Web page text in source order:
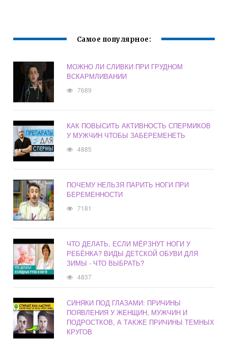
Самое популярное:
МОЖНО ЛИ СЛИВКИ ПРИ ГРУДНОМ
ВСКАРМЛИВАНИИ
7689
КАК ПОВЫСИТЬ АКТИВНОСТЬ СПЕРМИКОВ
У МУЖЧИН ЧТОБЫ ЗАБЕРЕМЕНЕТЬ
4885
ПОЧЕМУ НЕЛЬЗЯ ПАРИТЬ НОГИ ПРИ
БЕРЕМЕННОСТИ
7181
ЧТО ДЕЛАТЬ, ЕСЛИ МЁРЗНУТ НОГИ У
РЕБЁНКА? ВИДЫ ДЕТСКОЙ ОБУВИ ДЛЯ
ЗИМЫ - ЧТО ВЫБРАТЬ?
4837
СИНЯКИ ПОД ГЛАЗАМИ: ПРИЧИНЫ
ПОЯВЛЕНИЯ У ЖЕНЩИН, МУЖЧИН И
ПОДРОСТКОВ, А ТАКЖЕ ПРИЧИНЫ ТЕМНЫХ
КРУГОВ